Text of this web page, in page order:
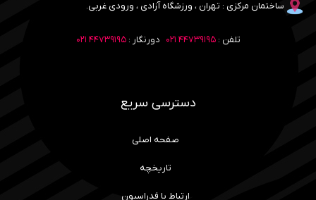
ساختمان مرکزی : تهران ، ورزشگاه آزادی ، ورودی غربی.
تلفن :۴۴۷۳۹۱۹۵ ۰۲۱ دورنگار :۴۴۷۳۹۱۹۵ ۰۲۱
دسترسی سریع
صفحه اصلی
تاریخچه
ارتباط با فدراسیون